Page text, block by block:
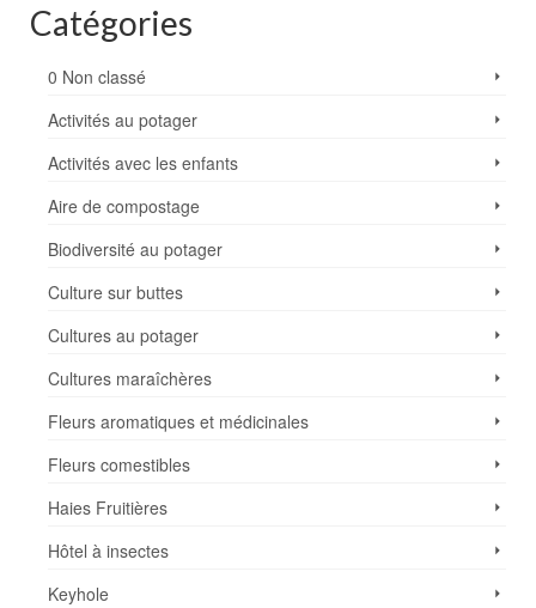
Catégories
0 Non classé
Activités au potager
Activités avec les enfants
Aire de compostage
Biodiversité au potager
Culture sur buttes
Cultures au potager
Cultures maraîchères
Fleurs aromatiques et médicinales
Fleurs comestibles
Haies Fruitières
Hôtel à insectes
Keyhole